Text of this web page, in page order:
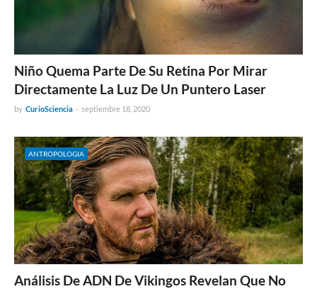
Niño Quema Parte De Su Retina Por Mirar
Directamente La Luz De Un Puntero Laser
by CurioSciencia - septiembre 18, 2020
ANTROPOLOGIA
Análisis De ADN De Vikingos Revelan Que No